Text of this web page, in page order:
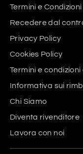
Termini e Condizioni
Recedere dal
Privacy Policy
Cookies Policy
Termini e condizioni
Informativa sui
Chi Siamo
Diventa rivenditore
Lavora con noi